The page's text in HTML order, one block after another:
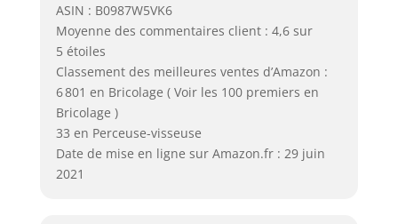
ASIN : B0987W5VK6
Moyenne des commentaires client : 4,6 sur
5 étoiles
Classement des meilleures ventes d’Amazon :
6 801 en Bricolage ( Voir les 100 premiers en
Bricolage )
33 en Perceuse-visseuse
Date de mise en ligne sur Amazon.fr : 29 juin
2021